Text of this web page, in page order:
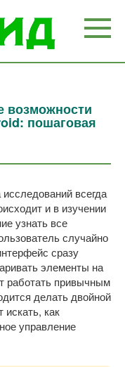
возможности
пошаговая
всегда
и в изучении
узнать все
случайно
сразу
элементы на
работать привычным
делать двойной
искать, как
управление